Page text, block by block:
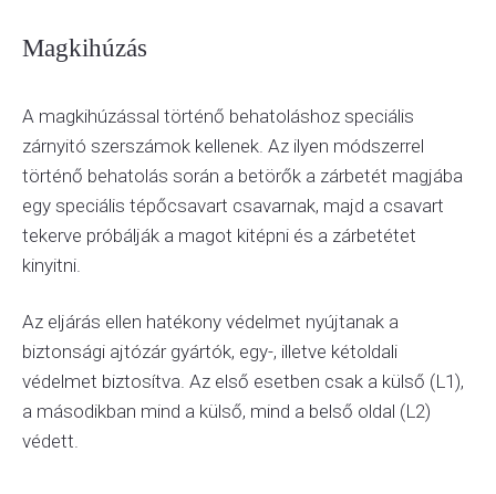
Magkihúzás
A magkihúzással történő behatoláshoz speciális
zárnyitó szerszámok kellenek. Az ilyen módszerrel
történő behatolás során a betörők a zárbetét magjába
egy speciális tépőcsavart csavarnak, majd a csavart
tekerve próbálják a magot kitépni és a zárbetétet
kinyitni.
Az eljárás ellen hatékony védelmet nyújtanak a
biztonsági ajtózár gyártók, egy-, illetve kétoldali
védelmet biztosítva. Az első esetben csak a külső (L1),
a másodikban mind a külső, mind a belső oldal (L2)
védett.